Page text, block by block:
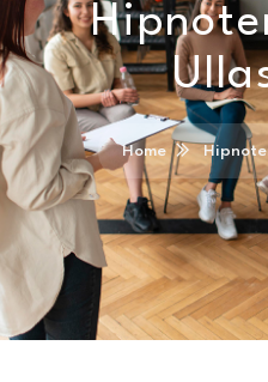
Home